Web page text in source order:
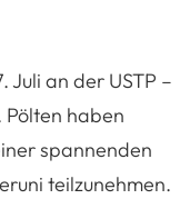
Juli an der USTP –
Pölten haben
spannenden
teilzunehmen.